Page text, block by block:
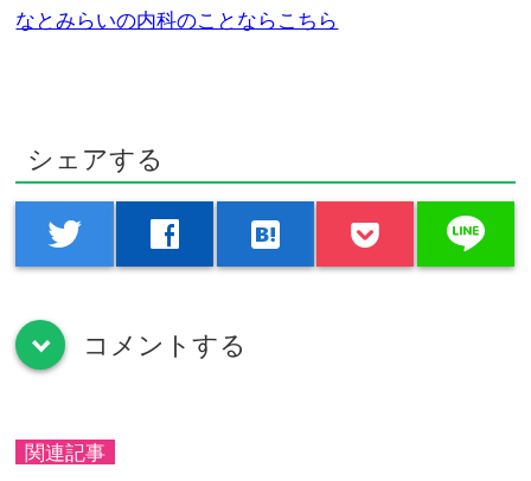
なとみらいの内科のことならこちら
シェアする
twitter facebook hatenabookmark line
down コメントする
関連記事